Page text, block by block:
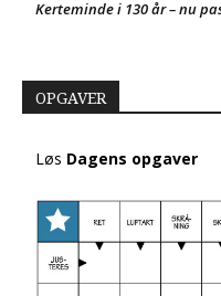
Kerteminde i 130 år – nu
OPGAVER
Løs Dagens opgaver